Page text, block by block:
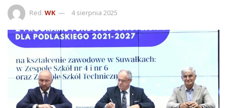
Red. WK 4 sierpnia 2025